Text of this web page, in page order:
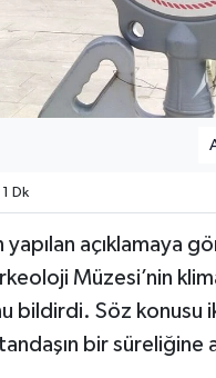
Dk
açıklamaya
Müzesi’nin
bildirdi. Söz konusu
bir